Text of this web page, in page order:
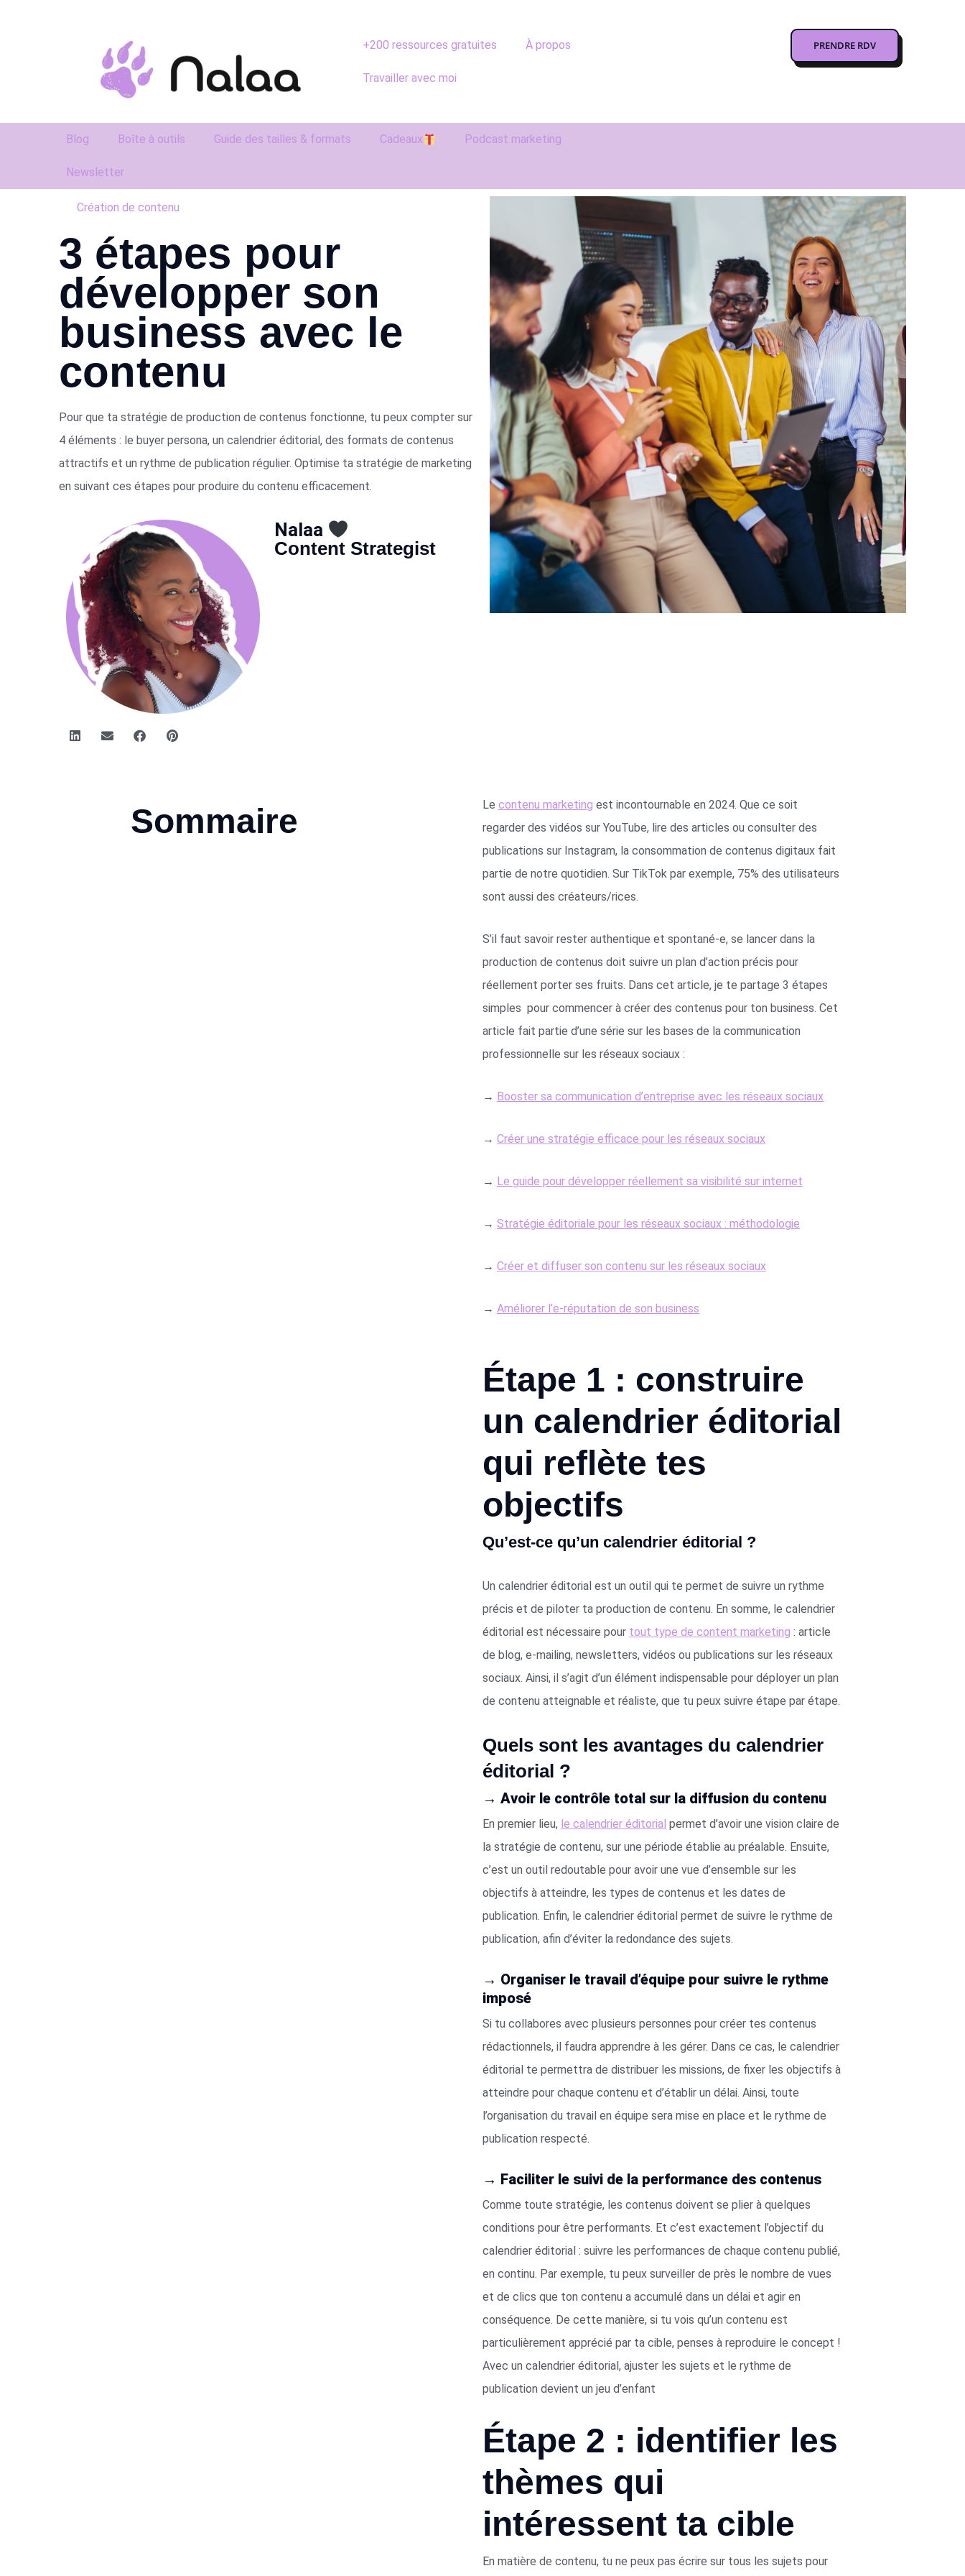
+200 ressources gratuites À propos
Travailler avec moi
PRENDRE RDV
Blog Boîte à outils Guide des tailles & formats Cadeaux Podcast marketing
Newsletter
Création de contenu
3 étapes pour
développer son
business avec le
contenu
Pour que ta stratégie de production de contenus fonctionne, tu peux compter sur
4 éléments : le buyer persona, un calendrier éditorial, des formats de contenus
attractifs et un rythme de publication régulier. Optimise ta stratégie de marketing
en suivant ces étapes pour produire du contenu efficacement.
Nalaa
Content Strategist
Sommaire Le contenu marketing est incontournable en 2024. Que ce soit
regarder des vidéos sur YouTube, lire des articles ou consulter des
publications sur Instagram, la consommation de contenus digitaux fait
partie de notre quotidien. Sur TikTok par exemple, 75% des utilisateurs
sont aussi des créateurs/rices.
S’il faut savoir rester authentique et spontané-e, se lancer dans la
production de contenus doit suivre un plan d’action précis pour
réellement porter ses fruits. Dans cet article, je te partage 3 étapes
simples pour commencer à créer des contenus pour ton business. Cet
article fait partie d’une série sur les bases de la communication
professionnelle sur les réseaux sociaux :
→ Booster sa communication d’entreprise avec les réseaux sociaux
→ Créer une stratégie efficace pour les réseaux sociaux
→ Le guide pour développer réellement sa visibilité sur internet
→ Stratégie éditoriale pour les réseaux sociaux : méthodologie
→ Créer et diffuser son contenu sur les réseaux sociaux
→ Améliorer l’e-réputation de son business
Étape 1 : construire
un calendrier éditorial
qui reflète tes
objectifs
Qu’est-ce qu’un calendrier éditorial ?
Un calendrier éditorial est un outil qui te permet de suivre un rythme
précis et de piloter ta production de contenu. En somme, le calendrier
éditorial est nécessaire pour tout type de content marketing : article
de blog, e-mailing, newsletters, vidéos ou publications sur les réseaux
sociaux. Ainsi, il s’agit d’un élément indispensable pour déployer un plan
de contenu atteignable et réaliste, que tu peux suivre étape par étape.
Quels sont les avantages du calendrier
éditorial ?
→ Avoir le contrôle total sur la diffusion du contenu
En premier lieu, le calendrier éditorial permet d’avoir une vision claire de
la stratégie de contenu, sur une période établie au préalable. Ensuite,
c’est un outil redoutable pour avoir une vue d’ensemble sur les
objectifs à atteindre, les types de contenus et les dates de
publication. Enfin, le calendrier éditorial permet de suivre le rythme de
publication, afin d’éviter la redondance des sujets.
→ Organiser le travail d’équipe pour suivre le rythme
imposé
Si tu collabores avec plusieurs personnes pour créer tes contenus
rédactionnels, il faudra apprendre à les gérer. Dans ce cas, le calendrier
éditorial te permettra de distribuer les missions, de fixer les objectifs à
atteindre pour chaque contenu et d’établir un délai. Ainsi, toute
l’organisation du travail en équipe sera mise en place et le rythme de
publication respecté.
→ Faciliter le suivi de la performance des contenus
Comme toute stratégie, les contenus doivent se plier à quelques
conditions pour être performants. Et c’est exactement l’objectif du
calendrier éditorial : suivre les performances de chaque contenu publié,
en continu. Par exemple, tu peux surveiller de près le nombre de vues
et de clics que ton contenu a accumulé dans un délai et agir en
conséquence. De cette manière, si tu vois qu’un contenu est
particulièrement apprécié par ta cible, penses à reproduire le concept !
Avec un calendrier éditorial, ajuster les sujets et le rythme de
publication devient un jeu d’enfant
Étape 2 : identifier les
thèmes qui
intéressent ta cible
En matière de contenu, tu ne peux pas écrire sur tous les sujets pour